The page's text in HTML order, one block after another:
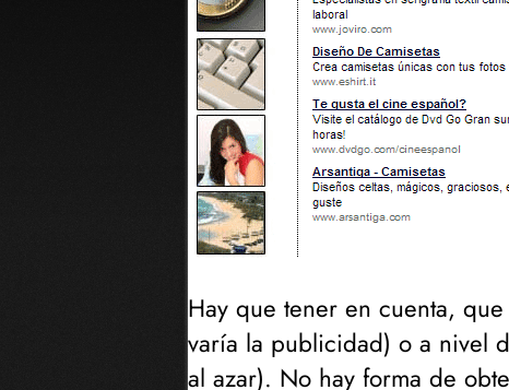
Hay que tener en cuenta,
varía la publicidad) o a nivel
al azar). No hay forma de